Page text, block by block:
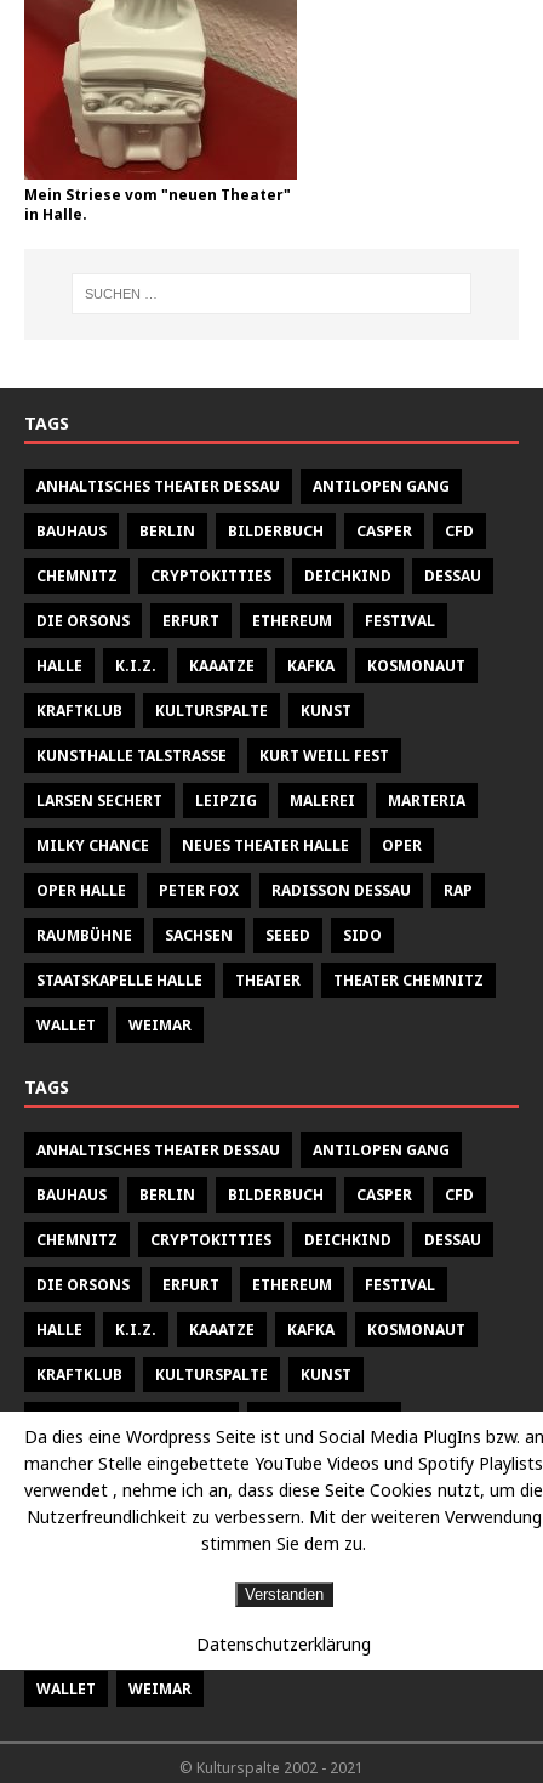
Mein Striese vom "neuen Theater"
in Halle.
TAGS
ANHALTISCHES THEATER DESSAU ANTILOPEN GANG
BAUHAUS BERLIN BILDERBUCH CASPER CFD
CHEMNITZ CRYPTOKITTIES DEICHKIND DESSAU
DIE ORSONS ERFURT ETHEREUM FESTIVAL
HALLE K.I.Z. KAAATZE KAFKA KOSMONAUT
KRAFTKLUB KULTURSPALTE KUNST
KUNSTHALLE TALSTRASSE KURT WEILL FEST
LARSEN SECHERT LEIPZIG MALEREI MARTERIA
MILKY CHANCE NEUES THEATER HALLE OPER
OPER HALLE PETER FOX RADISSON DESSAU RAP
RAUMBÜHNE SACHSEN SEEED SIDO
STAATSKAPELLE HALLE THEATER THEATER CHEMNITZ
WALLET WEIMAR
TAGS
ANHALTISCHES THEATER DESSAU ANTILOPEN GANG
BAUHAUS BERLIN BILDERBUCH CASPER CFD
CHEMNITZ CRYPTOKITTIES DEICHKIND DESSAU
DIE ORSONS ERFURT ETHEREUM FESTIVAL
HALLE K.I.Z. KAAATZE KAFKA KOSMONAUT
KRAFTKLUB KULTURSPALTE KUNST
LARSEN SECHERT LEIPZIG MALEREI MARTERIA
MILKY CHANCE NEUES THEATER HALLE OPER
PETER FOX RADISSON DESSAU
SEEED
STAATSKAPELLE HALLE THEATER THEATER CHEMNITZ
WALLET WEIMAR
© Kulturspalte 2002 - 2021
Da dies eine Wordpress Seite ist und Social Media PlugIns bzw. an
mancher Stelle eingebettete YouTube Videos und Spotify Playlists
verwendet , nehme ich an, dass diese Seite Cookies nutzt, um die
Nutzerfreundlichkeit zu verbessern. Mit der weiteren Verwendung
stimmen Sie dem zu.
Verstanden
Datenschutzerklärung